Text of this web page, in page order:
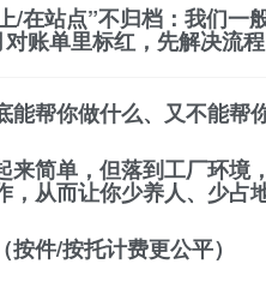
/在站点”不归档 ：我们一
对账单里标红，先解决流程
帮你做什么、又不能帮
来简单，但落到工厂环境
，从而让你少养人、少占
件/按托计费更公平）